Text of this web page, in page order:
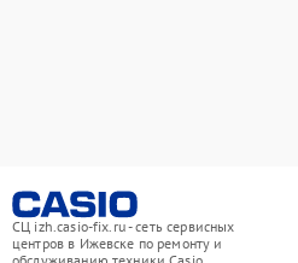
СЦ izh.casio-fix.ru - сеть сервисных
центров в Ижевске по ремонту и